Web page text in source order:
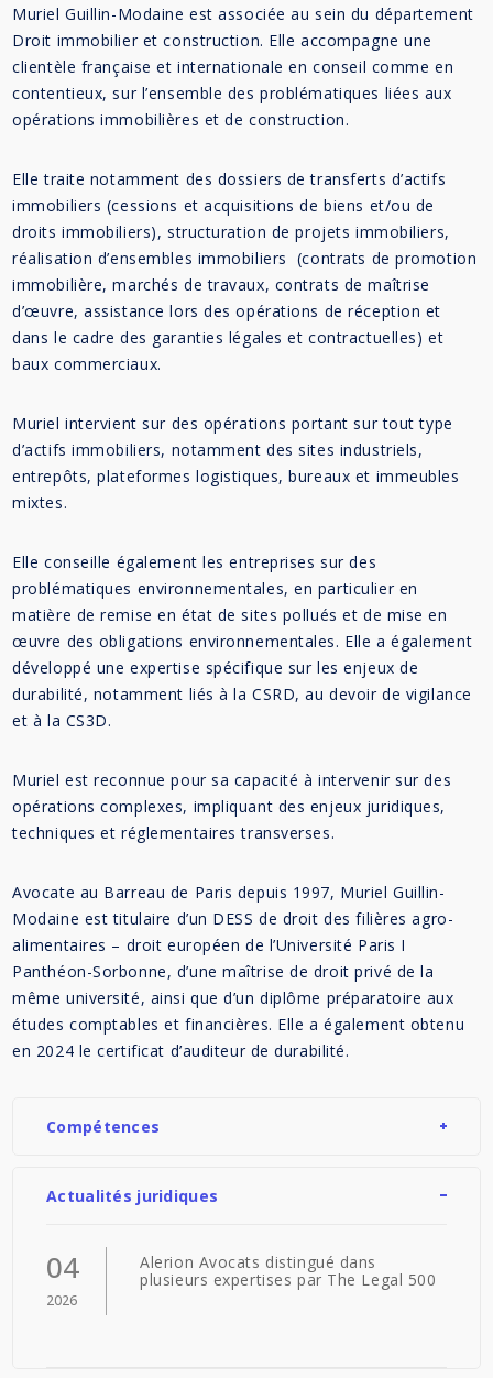
Muriel Guillin-Modaine est associée au sein du département
Droit immobilier et construction. Elle accompagne une
clientèle française et internationale en conseil comme en
contentieux, sur l’ensemble des problématiques liées aux
opérations immobilières et de construction.
Elle traite notamment des dossiers de transferts d’actifs
immobiliers (cessions et acquisitions de biens et/ou de
droits immobiliers), structuration de projets immobiliers,
réalisation d’ensembles immobiliers (contrats de promotion
immobilière, marchés de travaux, contrats de maîtrise
d’œuvre, assistance lors des opérations de réception et
dans le cadre des garanties légales et contractuelles) et
baux commerciaux.
Muriel intervient sur des opérations portant sur tout type
d’actifs immobiliers, notamment des sites industriels,
entrepôts, plateformes logistiques, bureaux et immeubles
mixtes.
Elle conseille également les entreprises sur des
problématiques environnementales, en particulier en
matière de remise en état de sites pollués et de mise en
œuvre des obligations environnementales. Elle a également
développé une expertise spécifique sur les enjeux de
durabilité, notamment liés à la CSRD, au devoir de vigilance
et à la CS3D.
Muriel est reconnue pour sa capacité à intervenir sur des
opérations complexes, impliquant des enjeux juridiques,
techniques et réglementaires transverses.
Avocate au Barreau de Paris depuis 1997, Muriel Guillin-
Modaine est titulaire d’un DESS de droit des filières agro-
alimentaires – droit européen de l’Université Paris I
Panthéon-Sorbonne, d’une maîtrise de droit privé de la
même université, ainsi que d’un diplôme préparatoire aux
études comptables et financières. Elle a également obtenu
en 2024 le certificat d’auditeur de durabilité.
Compétences
Actualités juridiques
04
2026
Alerion Avocats distingué dans
plusieurs expertises par The Legal 500